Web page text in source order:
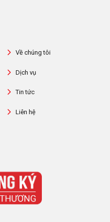
Về chúng tôi
Dịch vụ
Tin tức
Liên hệ